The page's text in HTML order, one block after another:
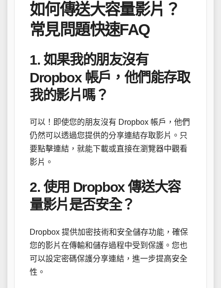
如何傳送大容量影片？
常見問題快速FAQ
1. 如果我的朋友沒有
Dropbox 帳戶，他們能存取
我的影片嗎？
可以！即使您的朋友沒有 Dropbox 帳戶，他們
仍然可以透過您提供的分享連結存取影片。只
要點擊連結，就能下載或直接在瀏覽器中觀看
影片。
2. 使用 Dropbox 傳送大容
量影片是否安全？
Dropbox 提供加密技術和安全儲存功能，確保
您的影片在傳輸和儲存過程中受到保護。您也
可以設定密碼保護分享連結，進一步提高安全
性。